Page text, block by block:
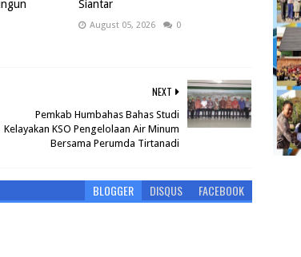
Siantar
August 05, 2026 0
NEXT
Pemkab Humbahas Bahas Studi
Kelayakan KSO Pengelolaan Air Minum
Bersama Perumda Tirtanadi
BLOGGER DISQUS FACEBOOK